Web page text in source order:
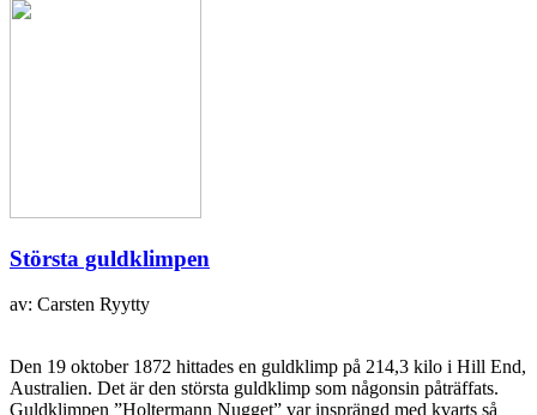
Största guldklimpen
av: Carsten Ryytty
Den 19 oktober 1872 hittades en guldklimp på 214,3 kilo i Hill End,
Australien. Det är den största guldklimp som någonsin påträffats.
Guldklimpen ”Holtermann Nugget” var insprängd med kvarts så